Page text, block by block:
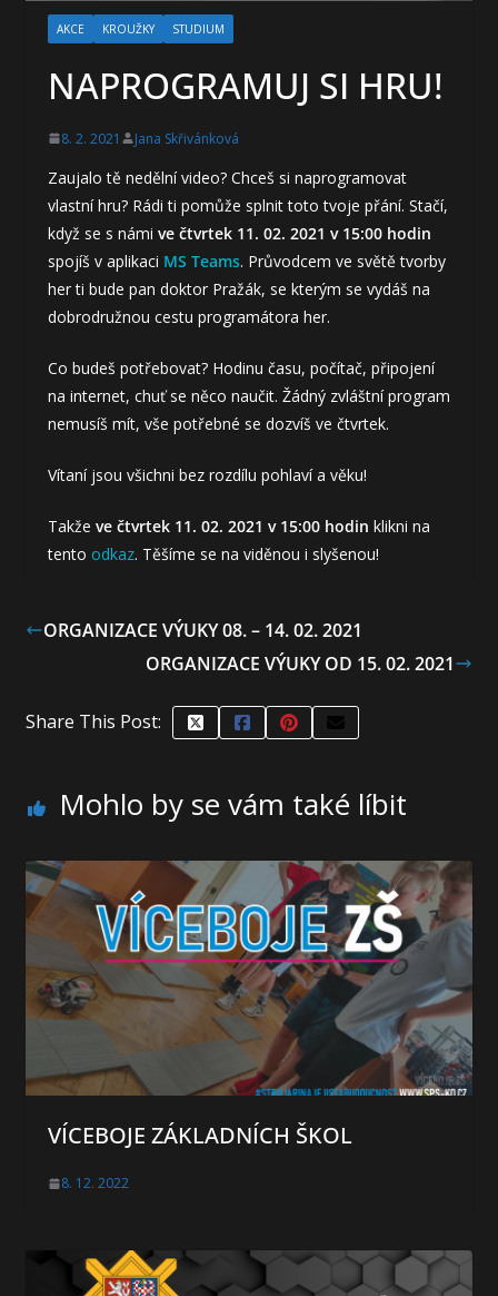
AKCE KROUŽKY STUDIUM
NAPROGRAMUJ SI HRU!
8. 2. 2021 Jana Skřivánková
Zaujalo tě nedělní video? Chceš si naprogramovat
vlastní hru? Rádi ti pomůže splnit toto tvoje přání. Stačí,
když se s námi ve čtvrtek 11. 02. 2021 v 15:00 hodin
spojíš v aplikaci MS Teams. Průvodcem ve světě tvorby
her ti bude pan doktor Pražák, se kterým se vydáš na
dobrodružnou cestu programátora her.
Co budeš potřebovat? Hodinu času, počítač, připojení
na internet, chuť se něco naučit. Žádný zvláštní program
nemusíš mít, vše potřebné se dozvíš ve čtvrtek.
Vítaní jsou všichni bez rozdílu pohlaví a věku!
Takže ve čtvrtek 11. 02. 2021 v 15:00 hodin klikni na
tento odkaz. Těšíme se na viděnou i slyšenou!
ORGANIZACE VÝUKY 08. – 14. 02. 2021
ORGANIZACE VÝUKY OD 15. 02. 2021
Share This Post:
Mohlo by se vám také líbit
VÍCEBOJE ZÁKLADNÍCH ŠKOL
8. 12. 2022